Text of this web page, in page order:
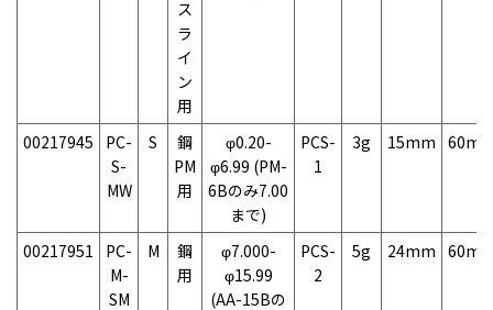
ス
ラ
イ
ン
用
00217945
PC-
S-
MW
S
鋼
PM
用
φ0.20-
φ6.99 (PM-
6Bのみ7.00
まで)
PCS-
1
3g 15mm
00217951
PC-
M-
SM
M
鋼
用
φ7.000-
φ15.99
(AA-15Bの
PCS-
2
5g 24mm